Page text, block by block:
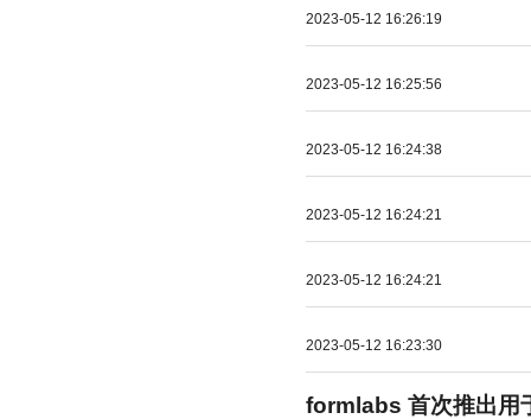
2023-05-12 16:26:19
2023-05-12 16:25:56
2023-05-12 16:24:38
2023-05-12 16:24:21
2023-05-12 16:24:21
2023-05-12 16:23:30
formlabs 首次推出用